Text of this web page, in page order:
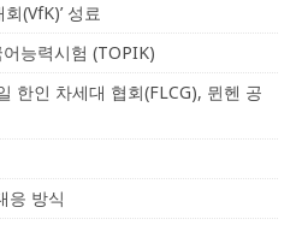
(VfK)’ 성료
능력시험 (TOPIK)
한인 차세대 협회(FLCG), 뮌헨 공
응 방식